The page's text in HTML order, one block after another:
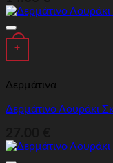
+
Δερμάτινα
Δερμάτινο Λουράκι